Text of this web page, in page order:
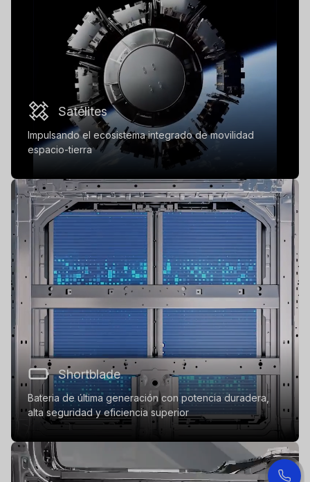
Satélites
Impulsando el ecosistema integrado de movilidad
espacio-tierra
Shortblade
Bateria de última generación con potencia duradera,
alta seguridad y eficiencia superior